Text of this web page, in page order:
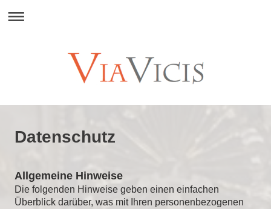
Datenschutz
Allgemeine Hinweise
Die folgenden Hinweise geben einen einfachen
Überblick darüber, was mit Ihren personenbezogenen